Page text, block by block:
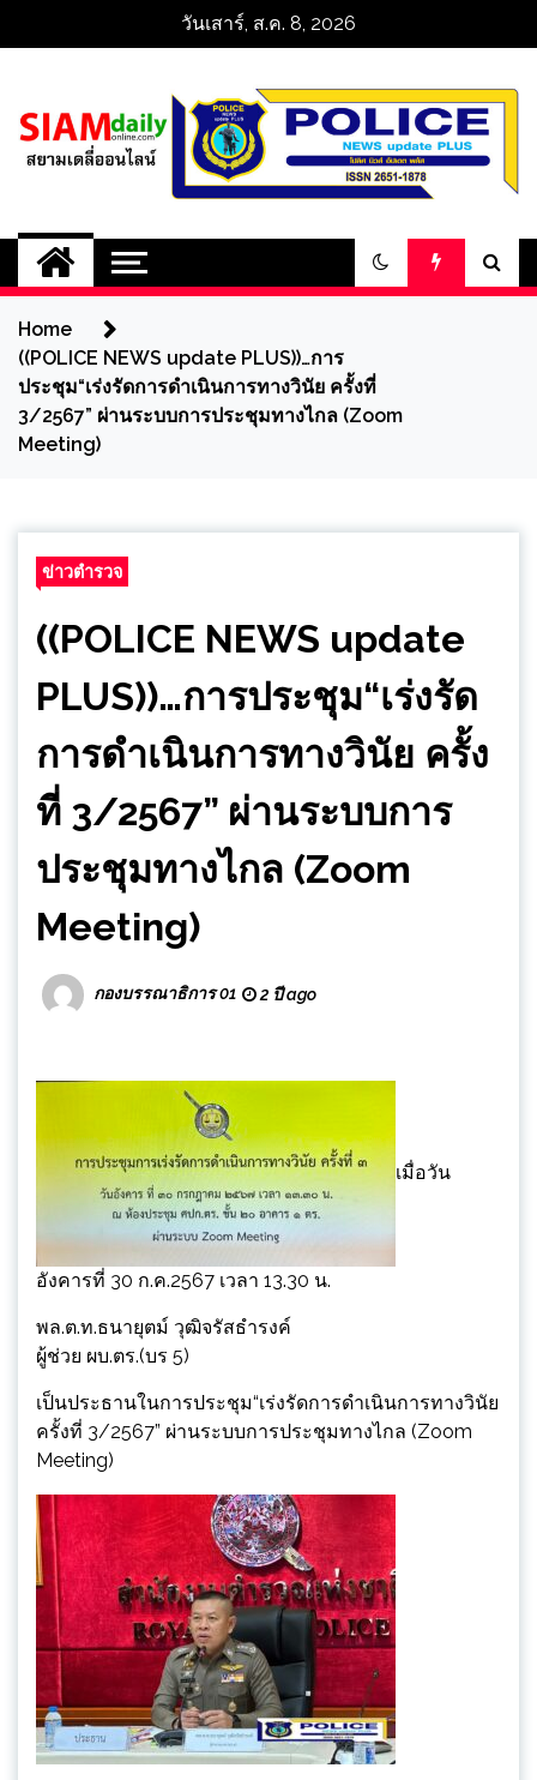
วันเสาร์, ส.ค. 8, 2026
สยามเดลี่ออนไลน์
SiamDailyOnline
Home
((POLICE NEWS update PLUS))…การ
ประชุม“เร่งรัดการดำเนินการทางวินัย ครั้งที่
3/2567” ผ่านระบบการประชุมทางไกล (Zoom
Meeting)
ข่าวตำรวจ
((POLICE NEWS update
PLUS))…การประชุม“เร่งรัด
การดำเนินการทางวินัย ครั้ง
ที่ 3/2567” ผ่านระบบการ
ประชุมทางไกล (Zoom
Meeting)
กองบรรณาธิการ 01 2 ปี ago
เมื่อวัน
อังคารที่ 30 ก.ค.2567 เวลา 13.30 น.
พล.ต.ท.ธนายุตม์ วุฒิจรัสธํารงค์
ผู้ช่วย ผบ.ตร.(บร 5)
เป็นประธานในการประชุม“เร่งรัดการดำเนินการทางวินัย
ครั้งที่ 3/2567” ผ่านระบบการประชุมทางไกล (Zoom
Meeting)